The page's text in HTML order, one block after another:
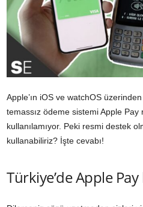
Apple’ın iOS ve watchOS
temassız ödeme sistemi Apple Pay
kullanılamıyor. Peki resmi destek
kullanabiliriz? İşte cevabı!
Türkiye’de Apple